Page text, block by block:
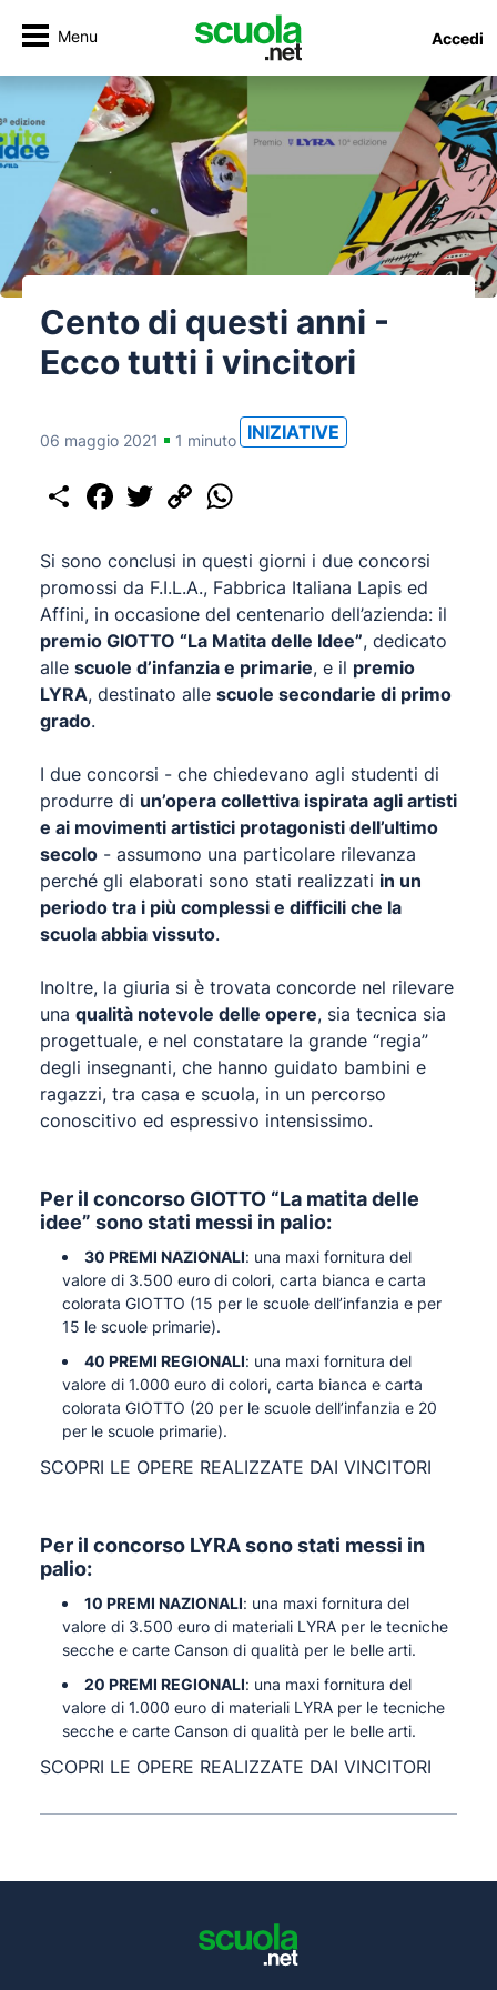
Menu Accedi
Cento di questi anni -
Ecco tutti i vincitori
06 maggio 2021 1 minuto INIZIATIVE
Share Facebook
Twitter Copy
Link
Si sono conclusi in questi giorni i due concorsi
promossi da F.I.L.A., Fabbrica Italiana Lapis ed
Affini, in occasione del centenario dell’azienda: il
premio GIOTTO “La Matita delle Idee”, dedicato
alle scuole d’infanzia e primarie, e il premio
LYRA, destinato alle scuole secondarie di primo
grado.
I due concorsi - che chiedevano agli studenti di
produrre di un’opera collettiva ispirata agli artisti
e ai movimenti artistici protagonisti dell’ultimo
secolo - assumono una particolare rilevanza
perché gli elaborati sono stati realizzati in un
periodo tra i più complessi e difficili che la
scuola abbia vissuto.
Inoltre, la giuria si è trovata concorde nel rilevare
una qualità notevole delle opere, sia tecnica sia
progettuale, e nel constatare la grande “regia”
degli insegnanti, che hanno guidato bambini e
ragazzi, tra casa e scuola, in un percorso
conoscitivo ed espressivo intensissimo.
Per il concorso GIOTTO “La matita delle
idee” sono stati messi in palio:
30 PREMI NAZIONALI: una maxi fornitura del
valore di 3.500 euro di colori, carta bianca e carta
colorata GIOTTO (15 per le scuole dell’infanzia e per
15 le scuole primarie).
40 PREMI REGIONALI: una maxi fornitura del
valore di 1.000 euro di colori, carta bianca e carta
colorata GIOTTO (20 per le scuole dell’infanzia e 20
per le scuole primarie).
SCOPRI LE OPERE REALIZZATE DAI VINCITORI
Per il concorso LYRAsono stati messi in
palio:
10 PREMI NAZIONALI: una maxi fornitura del
valore di 3.500 euro di materiali LYRA per le tecniche
secche e carte Canson di qualità per le belle arti.
20 PREMI REGIONALI: una maxi fornitura del
valore di 1.000 euro di materiali LYRA per le tecniche
secche e carte Canson di qualità per le belle arti.
SCOPRI LE OPERE REALIZZATE DAI VINCITORI